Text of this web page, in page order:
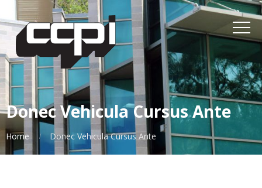
Donec Vehicula Cursus Ante
Home Donec Vehicula Cursus Ante